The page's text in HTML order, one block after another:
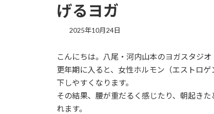
げるヨガ
2025年10月24日
こんにちは。八尾・河内山本のヨガスタジオ
更年期に入ると、女性ホルモン（エストロ
下しやすくなります。
その結果、腰が重だるく感じたり、朝起き
れます。